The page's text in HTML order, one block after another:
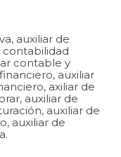
auxiliar de
contabilidad
contable y
auxiliar
axiliar de
auxiliar de
auxiliar de
auxiliar de